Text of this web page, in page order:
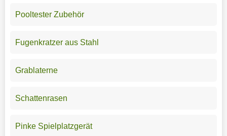
Pooltester Zubehör
Fugenkratzer aus Stahl
Grablaterne
Schattenrasen
Pinke Spielplatzgerät